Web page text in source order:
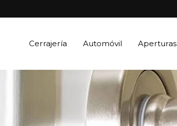
Cerrajería Automóvil Aperturas